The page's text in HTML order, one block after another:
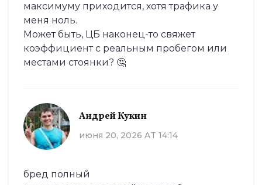
максимуму приходится, хотя трафика у
меня ноль.
Может быть, ЦБ наконец-то свяжет
коэффициент с реальным пробегом или
местами стоянки? 🤔
Андрей Кукин
июня 20, 2026 AT 14:14
бред полный